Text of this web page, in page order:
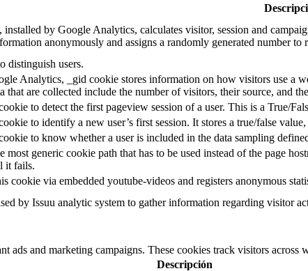
installed by Google Analytics, calculates visitor, session and
anonymously and assigns a randomly generated number to
distinguish users.
Analytics, _gid cookie stores information on how visitors use a
that are collected include the number of visitors, their source, and
to detect the first pageview session of a user. This is a True/
to identify a new user’s first session. It stores a true/false
to know whether a user is included in the data sampling
most generic cookie path that has to be used instead of the page
it fails.
cookie via embedded youtube-videos and registers anonymous
by Issuu analytic system to gather information regarding visitor
ads and marketing campaigns. These cookies track visitors
Descripción